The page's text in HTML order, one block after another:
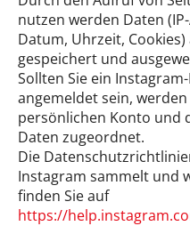
nutzen werden Daten
Datum, Uhrzeit,
gespeichert und
Sollten Sie ein
angemeldet sein,
persönlichen Konto und
Daten zugeordnet.
Die
Instagram sammelt und
finden Sie auf
https://